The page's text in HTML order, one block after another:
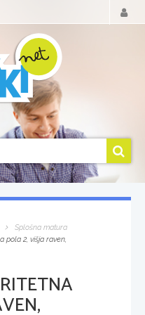
Splošna matura
pola 2, višja raven,